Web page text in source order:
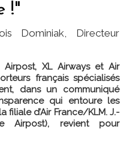
!"
Dominiak, Directeur
Airpost, XL Airways et Air
français spécialisés
dans un communiqué
qui entoure les
filiale d’Air France/KLM. J.-
Airpost), revient pour